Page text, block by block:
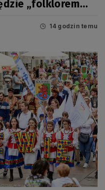
„folklorem
14 godzin temu